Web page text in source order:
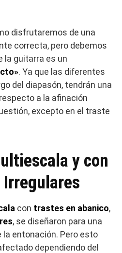
disfrutaremos de una
correcta, pero debemos
la guitarra es un
. Ya que las diferentes
del diapasón, tendrán una
respecto a la afinación
excepto en el traste
y con
con trastes en abanico,
, se diseñaron para una
la entonación. Pero esto
dependiendo del